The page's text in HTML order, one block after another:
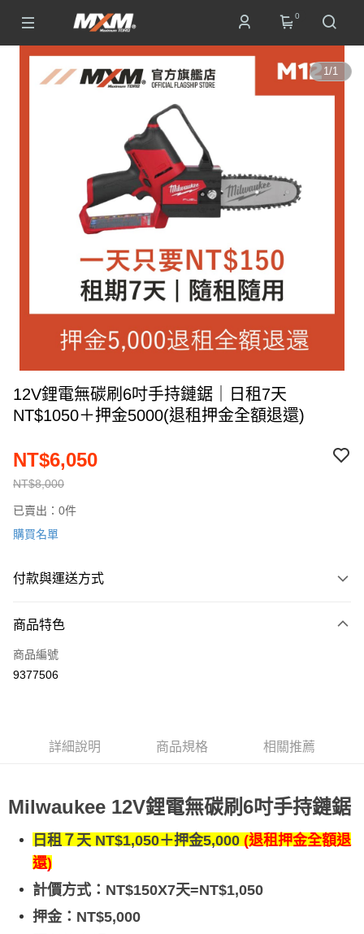
0
1/1
12V鋰電無碳刷6吋手持鏈鋸｜日租7天
NT$1050＋押金5000(退租押金全額退還)
NT$8,000
NT$6,050
已賣出：0件
購買名單
付款與運送方式
信用卡一次付款
運送方式
商品特色
商品編號
9377506
詳細說明 商品規格 相關推薦
Milwaukee 12V鋰電無碳刷6吋手持鏈鋸
日租７天 NT$1,050＋押金5,000 (退租押金全額退
還)
計價方式： NT$150X7天=NT$1,050
押金：NT$5,000